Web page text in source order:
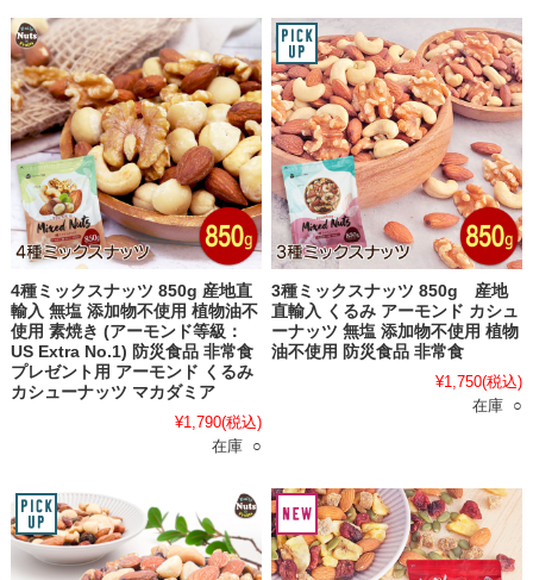
4種ミックスナッツ 850g 産地直
輸入 無塩 添加物不使用 植物油不
使用 素焼き (アーモンド等級：
US Extra No.1) 防災食品 非常食
プレゼント用 アーモンド くるみ
カシューナッツ マカダミア
¥1,790(税込)
在庫 ○
3種ミックスナッツ 850g 産地
直輸入 くるみ アーモンド カシュ
ーナッツ 無塩 添加物不使用 植物
油不使用 防災食品 非常食
¥1,750(税込)
在庫 ○